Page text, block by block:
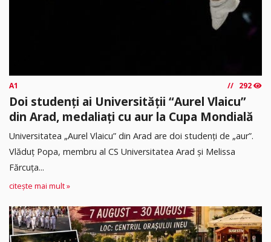
A1 292
Doi studenți ai Universității “Aurel Vlaicu”
din Arad, medaliați cu aur la Cupa Mondială
Universitatea „Aurel Vlaicu” din Arad are doi studenți de „aur”.
Vlăduț Popa, membru al CS Universitatea Arad și Melissa
Fărcuța...
citește mai mult »